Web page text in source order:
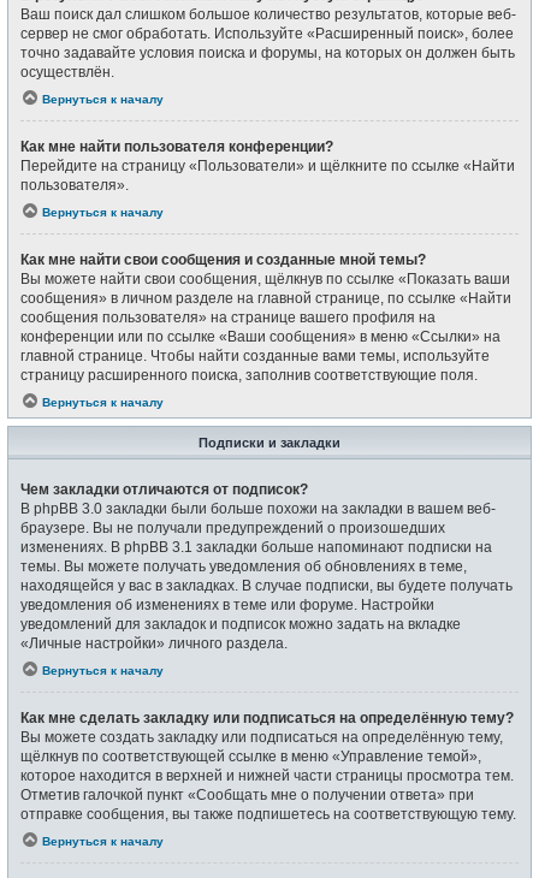
Ваш поиск дал слишком большое количество результатов, которые веб-
сервер не смог обработать. Используйте «Расширенный поиск», более
точно задавайте условия поиска и форумы, на которых он должен быть
осуществлён.
Вернуться к началу
Как мне найти пользователя конференции?
Перейдите на страницу «Пользователи» и щёлкните по ссылке «Найти
пользователя».
Вернуться к началу
Как мне найти свои сообщения и созданные мной темы?
Вы можете найти свои сообщения, щёлкнув по ссылке «Показать ваши
сообщения» в личном разделе на главной странице, по ссылке «Найти
сообщения пользователя» на странице вашего профиля на
конференции или по ссылке «Ваши сообщения» в меню «Ссылки» на
главной странице. Чтобы найти созданные вами темы, используйте
страницу расширенного поиска, заполнив соответствующие поля.
Вернуться к началу
Подписки и закладки
Чем закладки отличаются от подписок?
В phpBB 3.0 закладки были больше похожи на закладки в вашем веб-
браузере. Вы не получали предупреждений о произошедших
изменениях. В phpBB 3.1 закладки больше напоминают подписки на
темы. Вы можете получать уведомления об обновлениях в теме,
находящейся у вас в закладках. В случае подписки, вы будете получать
уведомления об изменениях в теме или форуме. Настройки
уведомлений для закладок и подписок можно задать на вкладке
«Личные настройки» личного раздела.
Вернуться к началу
Как мне сделать закладку или подписаться на определённую тему?
Вы можете создать закладку или подписаться на определённую тему,
щёлкнув по соответствующей ссылке в меню «Управление темой»,
которое находится в верхней и нижней части страницы просмотра тем.
Отметив галочкой пункт «Сообщать мне о получении ответа» при
отправке сообщения, вы также подпишетесь на соответствующую тему.
Вернуться к началу